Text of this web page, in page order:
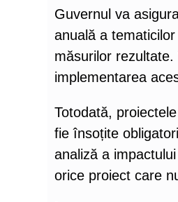
Guvernul va
anuală a
măsurilor
implementarea
Totodată,
fie însoțite
analiză a
orice proiect care